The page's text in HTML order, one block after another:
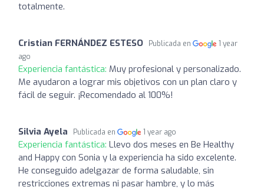
totalmente.
Cristian FERNÁNDEZ ESTESO Publicada en
1 year
ago
Experiencia fantástica: Muy profesional y personalizado.
Me ayudaron a lograr mis objetivos con un plan claro y
fácil de seguir. ¡Recomendado al 100%!
Silvia Ayela Publicada en 1 year ago
Experiencia fantástica: Llevo dos meses en Be Healthy
and Happy con Sonia y la experiencia ha sido excelente.
He conseguido adelgazar de forma saludable, sin
restricciones extremas ni pasar hambre, y lo más